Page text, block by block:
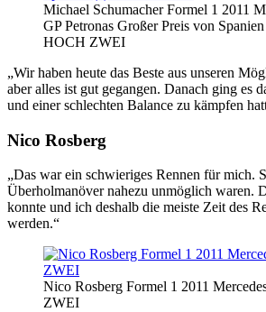
Michael Schumacher Formel 1 2011
GP Petronas Großer Preis von
HOCH ZWEI
„Wir haben heute das Beste aus unseren
aber alles ist gut gegangen. Danach ging
und einer schlechten Balance zu kämpfen
Nico Rosberg
„Das war ein schwieriges Rennen für mich.
Überholmanöver nahezu unmöglich waren.
konnte und ich deshalb die meiste Zeit des
werden.“
Nico Rosberg Formel 1 2011
ZWEI